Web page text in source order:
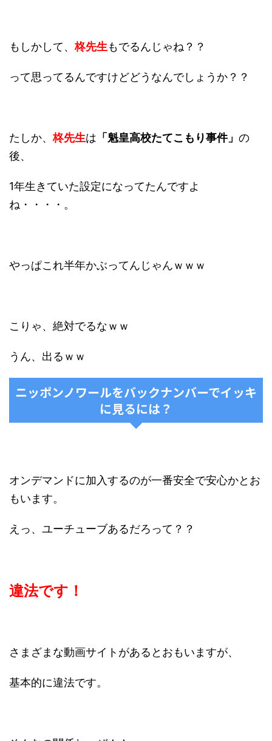
もしかして、柊先生もでるんじゃね？？
って思ってるんですけどどうなんでしょうか？？
たしか、柊先生は 「魁皇高校たてこもり事件」 の
後、
1年生きていた設定になってたんですよ
ね・・・・。
やっぱこれ半年かぶってんじゃんｗｗｗ
こりゃ、絶対でるなｗｗ
うん、出るｗｗ
ニッポンノワールをバックナンバーでイッキ
に見るには？
オンデマンドに加入するのが一番安全で安心かとお
もいます。
えっ、ユーチューブあるだろって？？
違法です！
さまざまな動画サイトがあるとおもいますが、
基本的に違法です。